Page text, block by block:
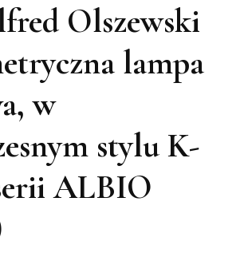
Olszewski
lampa
w
stylu K-
ALBIO